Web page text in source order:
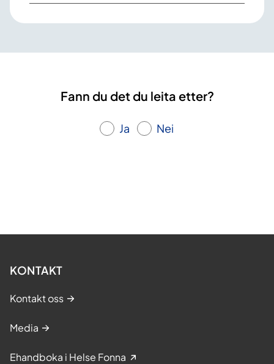
Fann du det du leita etter?
Ja Nei
KONTAKT
Kontakt oss
Media
Ehandboka i Helse Fonna